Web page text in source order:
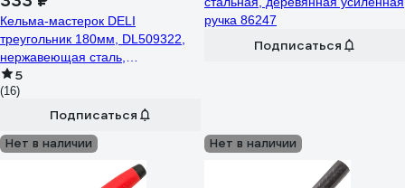
Кельма-мастерок DELI
треугольник 180мм, DL509322,
нержавеющая сталь,
прорезиненная рукоятка 179404
5
(16)
Подписаться
ручка 86247
Подписаться
Нет в наличии Нет в наличии